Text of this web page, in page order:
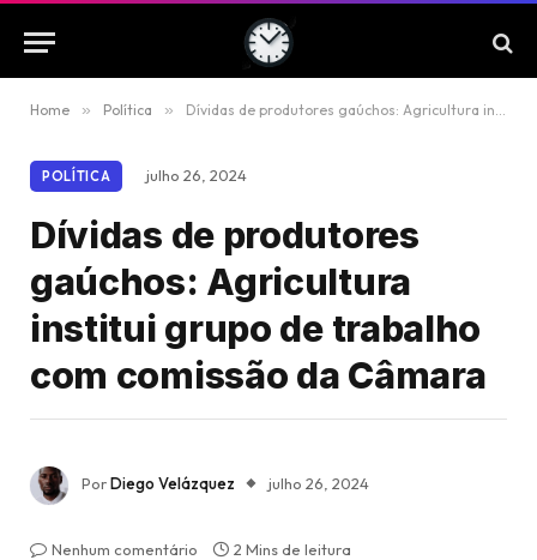
Home » Política » Dívidas de produtores gaúchos: Agricultura institui grupo de trabalho com comissão da Câmara
POLÍTICA julho 26, 2024
Dívidas de produtores
gaúchos: Agricultura
institui grupo de trabalho
com comissão da Câmara
PorDiego Velázquez julho 26, 2024
Nenhum comentário
2 Mins de leitura